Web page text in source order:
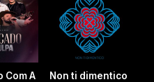
Com A
Non ti dimentico